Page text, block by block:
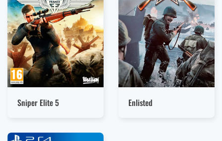
Sniper Elite 5 Enlisted